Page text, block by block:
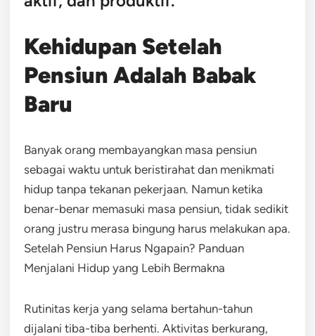
Kehidupan Setelah
Pensiun Adalah Babak
Baru
Banyak orang membayangkan masa pensiun
sebagai waktu untuk beristirahat dan menikmati
hidup tanpa tekanan pekerjaan. Namun ketika
benar-benar memasuki masa pensiun, tidak sedikit
orang justru merasa bingung harus melakukan apa.
Setelah Pensiun Harus Ngapain? Panduan
Menjalani Hidup yang Lebih Bermakna
Rutinitas kerja yang selama bertahun-tahun
dijalani tiba-tiba berhenti. Aktivitas berkurang,